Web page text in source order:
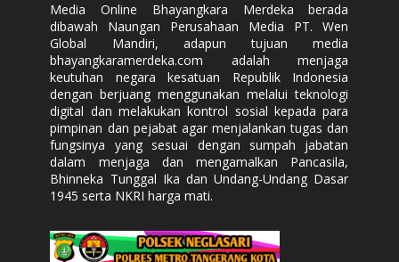
Media Online Bhayangkara Merdeka berada
dibawah Naungan Perusahaan Media PT. Wen
Global Mandiri, adapun tujuan media
bhayangkaramerdeka.com adalah menjaga
keutuhan negara kesatuan Republik Indonesia
dengan berjuang menggunakan melalui teknologi
digital dan melakukan kontrol sosial kepada para
pimpinan dan pejabat agar menjalankan tugas dan
fungsinya yang sesuai dengan sumpah jabatan
dalam menjaga dan mengamalkan Pancasila,
Bhinneka Tunggal Ika dan Undang-Undang Dasar
1945 serta NKRI harga mati.